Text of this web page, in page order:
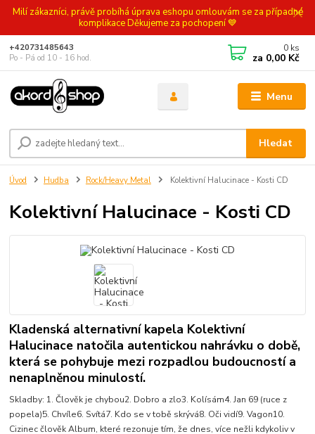
Milí zákazníci, právě probíhá úprava eshopu omlouvám se za případné
komplikace Děkujeme za pochopení 💙
Menu
Hledat
+420731485643
Po - Pá od 10 - 16 hod.
0 ks
za 0,00 Kč
Úvod Hudba Rock/Heavy Metal Kolektivní Halucinace - Kosti CD
Kolektivní Halucinace - Kosti CD
Kladenská alternativní kapela Kolektivní
Halucinace natočila autentickou nahrávku o době,
která se pohybuje mezi rozpadlou budoucností a
nenaplněnou minulostí.
Skladby: 1. Člověk je chybou2. Dobro a zlo3. Kolísám4. Jan 69 (ruce z
popela)5. Chvíle6. Svítá7. Kdo se v tobě skrývá8. Oči vidí9. Vagon10.
Cizinec člověk Album, které rezonuje tím, že dnes, více nežli kdykoliv v